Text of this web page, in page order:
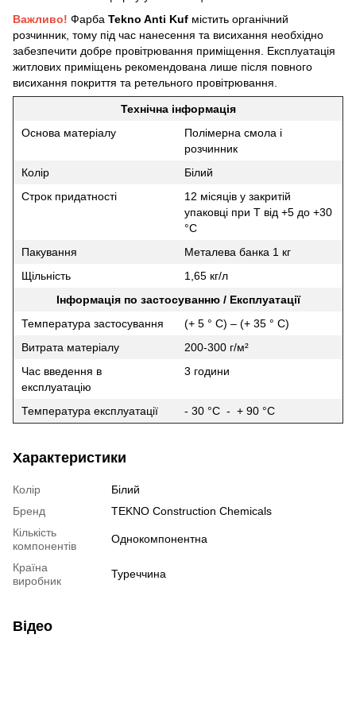
Важливо! Фарба Tekno Anti Kuf містить органічний
розчинник, тому під час нанесення та висихання необхідно
забезпечити добре провітрювання приміщення. Експлуатація
житлових приміщень рекомендована лише після повного
висихання покриття та ретельного провітрювання.
Технічна інформація
Основа матеріалу
Полімерна смола і
розчинник
Колір
Білий
Строк придатності
12 місяців у закритій
упаковці при T від +5 до +30
°C
Пакування
Металева банка 1 кг
Щільність
1,65 кг/л
Інформація по застосуванню / Експлуатації
Температура застосування
(+ 5 ° C) – (+ 35 ° C)
Витрата матеріалу
200-300 г/м²
Час введення в
експлуатацію
3 години
Температура експлуатації - 30 °C - + 90 °C
Характеристики
Колір
Білий
Бренд
TEKNO Construction Chemicals
Кількість
компонентів
Однокомпонентна
Країна
виробник
Туреччина
Відео